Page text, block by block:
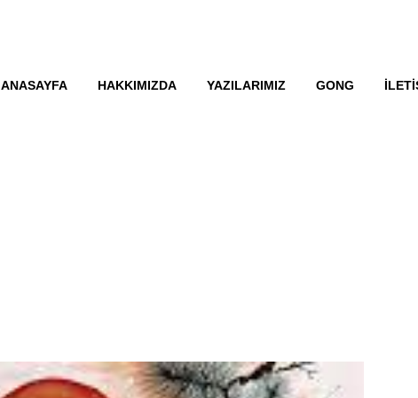
ANASAYFA HAKKIMIZDA YAZILARIMIZ GONG